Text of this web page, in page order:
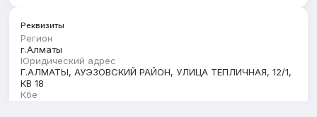
Реквизиты
Регион
г.Алматы
Юридический адрес
Г.АЛМАТЫ, АУЭЗОВСКИЙ РАЙОН, УЛИЦА ТЕПЛИЧНАЯ, 12/1,
КВ 18
Кбе